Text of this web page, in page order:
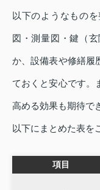
以下のようなもの
図・測量図・鍵（
か、設備表や修繕履
ておくと安心です。
高める効果も期待で
以下にまとめた表を
項目